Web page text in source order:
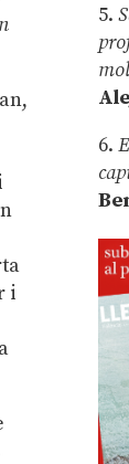
i
5.
6.